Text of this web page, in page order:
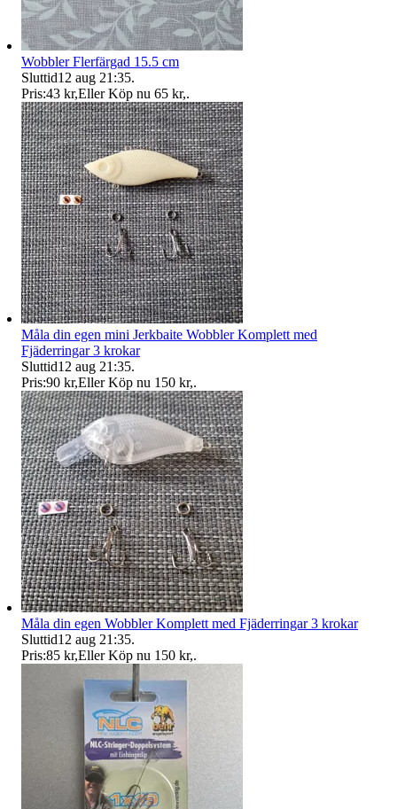
Wobbler Flerfärgad 15.5 cm
Sluttid12 aug 21:35.
Pris:43 kr,Eller Köp nu 65 kr,.
Måla din egen mini Jerkbaite Wobbler Komplett med
Fjäderringar 3 krokar
Sluttid12 aug 21:35.
Pris:90 kr,Eller Köp nu 150 kr,.
Måla din egen Wobbler Komplett med Fjäderringar 3 krokar
Sluttid12 aug 21:35.
Pris:85 kr,Eller Köp nu 150 kr,.